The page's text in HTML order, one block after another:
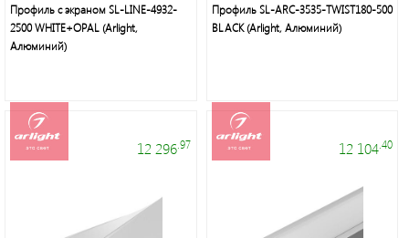
Профиль с экраном SL-LINE-4932-
2500 WHITE+OPAL (Arlight,
Алюминий)
Профиль SL-ARC-3535-TWIST180-500
BLACK (Arlight, Алюминий)
12 296.97 12 104 .40